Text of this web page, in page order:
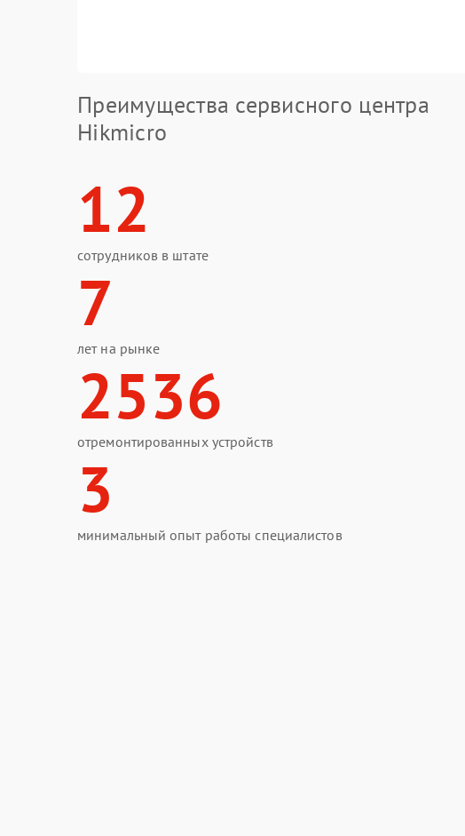
Преимущества сервисного центра
Hikmicro
12
сотрудников в штате
7
лет на рынке
2536
отремонтированных устройств
3
минимальный опыт работы специалистов